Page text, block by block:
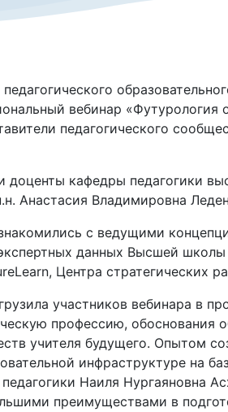
вебинар «Футурология
педагогического
доценты кафедры педагогики
Анастасия Владимировна
с ведущими
данных Высшей
Центра стратегических
участников вебинара в
профессию, обоснования
учителя будущего. Опытом
инфраструктуре на
Наиля Нургаяновна
преимуществами в